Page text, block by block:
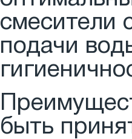
смесители
подачи
быть